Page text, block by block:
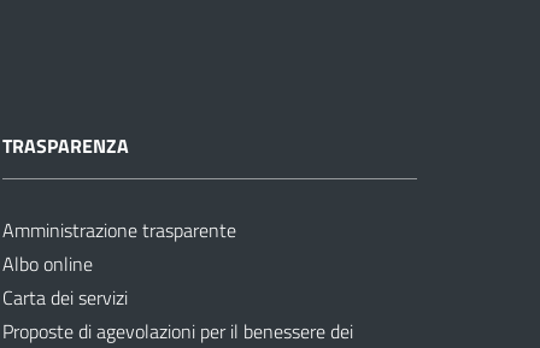
TRASPARENZA
Amministrazione trasparente
Albo online
Carta dei servizi
Proposte di agevolazioni per il benessere dei